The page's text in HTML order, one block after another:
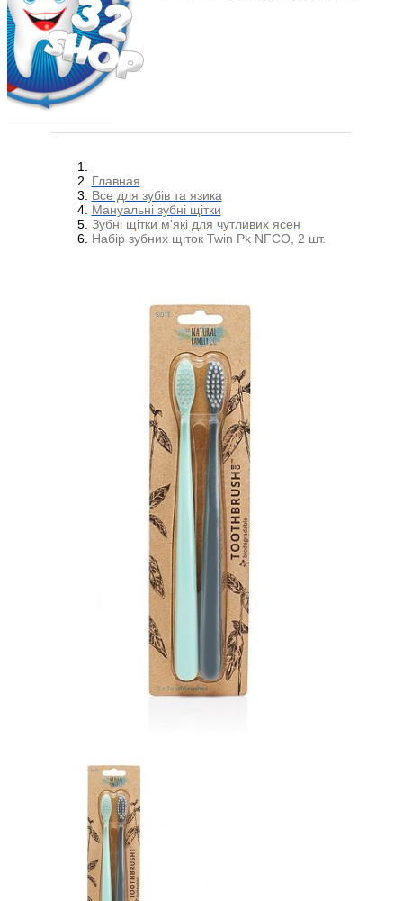
Главная
Все для зубів та язика
Мануальні зубні щітки
Зубні щітки м'які для чутливих ясен
Набір зубних щіток Twin Pk NFCO, 2 шт.